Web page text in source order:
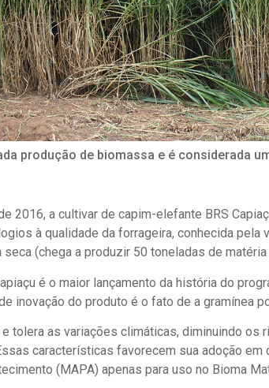
produção de biomassa e é considerada
2016, a cultivar de capim-elefante BRS
à qualidade da forrageira, conhecida
(chega a produzir 50 toneladas de
é o maior lançamento da história do
inovação do produto é o fato de a gramínea
as variações climáticas, diminuindo os
características favorecem sua adoção
(MAPA) apenas para uso no Bioma